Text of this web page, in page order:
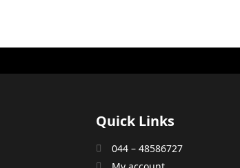
Quick Links
044 – 48586727